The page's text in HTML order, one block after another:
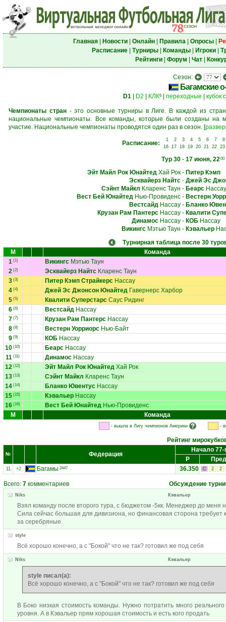
Главная| Новости| Онлайн| Правила| Опросы|
Расписание| Турниры| Команды| Игроки|
Рейтинги| Форум Чат|
Сезон:
Багамские
D1 D2 КЛК6 переходные кубок
Чемпионаты стран- это основные турниры в Лиге. В каждой из
национальные чемпионаты. Все команды, которые были созданы на
участие. Национальные чемпионаты проводятся один раз в сезон. [
Расписание: 1 2 3 4 5 6 7
8
16
17 18 19 20 21 22 23
Тур 30- 17 июня, 2200
Эйт Майл Рок ЮнайтедХай Рок- Питер Кэмп
Эсквайерз Найтс- Джей Эс
Сэйнт Майкл Кларенс Таун - БеарсНассау
Вест Бей ЮнайтедНью-Провиденс- Вестерн
ВестсайдНассау- Бланко
Крузан Рам ПантерсНассау- Квалити
ДинамосНассау- КОБНассау
ВикингсМэтью Таун - Кэвальер
Турнирная таблица после 30
М
Команда
1 (1) Викингс Мэтью Таун
2 (2) Эсквайерз Найтс Кларенс Таун
3 (3) Питер Кэмп Страйкерс Нассау
4 (4) Джей Эс Джонсон Юнайтед Гавернерс Харбор
5 (5) Квалити Суперстарс Саус Ридинг
6 (6) Вестсайд Нассау
7 (7) Крузан Рам Пантерс Нассау
8 (8) Вестерн Уорриорс Нью-Байт
9 (9) КОБ Нассау
10 (10) Беарс Нассау
11 (11) Динамос Нассау
12 (12) Эйт Майл Рок Юнайтед Хай Рок
13 (13) Сэйнт Майкл Кларенс Таун
14 (14) Бланко Ювентус Нассау
15 (15) Кэвальер Нассау
16 (16) Вест Бей Юнайтед Нью-Провиденс
М
Команда
- вышла в Лигу чемпионов Америки -
Рейтинг
№ Федерация
Начало 77-
Р
11. +2 Багамы 2447 36.350 С 2 2
Всего: 7 комментариев Обсуждение
Niks Кэвальер
Взял команду после второго тура, с бюджетом -5кк. Менеджер до меня
Сила сейчас большая для дивизиона, но финансовая сторона требует
за серебряные
style
Всё хорошо конечно, а с "Бокой" что не так? готовил же под себя
Niks Кэвальер
style писал(а):
Всё хорошо конечно, а с "Бокой" что не так? готовил же под себя
В Боко низкая стоимость команды. Нужно потратить много
уровня. А в Кэвальер прям хорошая стоимость и есть кого продать